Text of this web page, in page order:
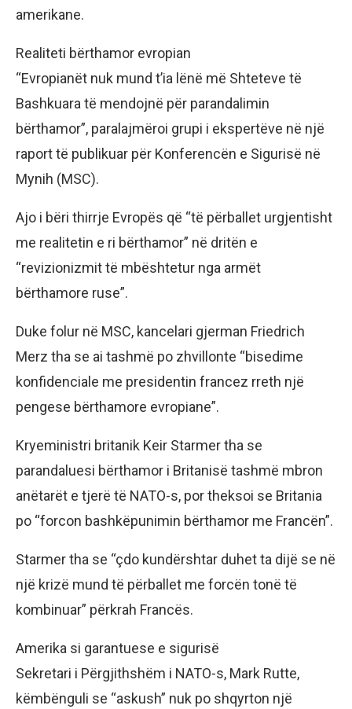
amerikane.
Realiteti bërthamor evropian
“Evropianët nuk mund t’ia lënë më Shteteve të
Bashkuara të mendojnë për parandalimin
bërthamor”, paralajmëroi grupi i ekspertëve në një
raport të publikuar për Konferencën e Sigurisë në
Mynih (MSC).
Ajo i bëri thirrje Evropës që “të përballet urgjentisht
me realitetin e ri bërthamor” në dritën e
“revizionizmit të mbështetur nga armët
bërthamore ruse”.
Duke folur në MSC, kancelari gjerman Friedrich
Merz tha se ai tashmë po zhvillonte “bisedime
konfidenciale me presidentin francez rreth një
pengese bërthamore evropiane”.
Kryeministri britanik Keir Starmer tha se
parandaluesi bërthamor i Britanisë tashmë mbron
anëtarët e tjerë të NATO-s, por theksoi se Britania
po “forcon bashkëpunimin bërthamor me Francën”.
Starmer tha se “çdo kundërshtar duhet ta dijë se në
një krizë mund të përballet me forcën tonë të
kombinuar” përkrah Francës.
Amerika si garantuese e sigurisë
Sekretari i Përgjithshëm i NATO-s, Mark Rutte,
këmbënguli se “askush” nuk po shqyrton një